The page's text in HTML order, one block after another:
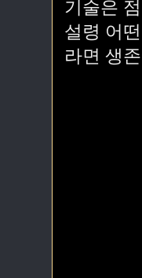
기술은
설령 어
라면 생